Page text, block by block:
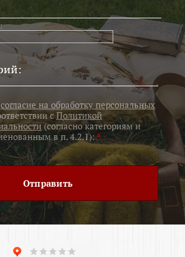
согласие на обработку персональных
с Политикой
(согласно категориям и
в п. 4.2.1):*
Отправить